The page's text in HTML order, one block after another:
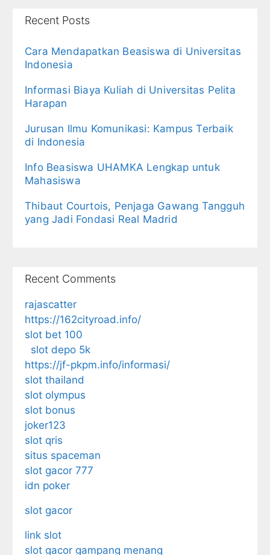
Recent Posts
Cara Mendapatkan Beasiswa di Universitas
Indonesia
Informasi Biaya Kuliah di Universitas Pelita
Harapan
Jurusan Ilmu Komunikasi: Kampus Terbaik
di Indonesia
Info Beasiswa UHAMKA Lengkap untuk
Mahasiswa
Thibaut Courtois, Penjaga Gawang Tangguh
yang Jadi Fondasi Real Madrid
Recent Comments
rajascatter
https://162cityroad.info/
slot bet 100
slot depo 5k
https://jf-pkpm.info/informasi/
slot thailand
slot olympus
slot bonus
joker123
slot qris
situs spaceman
slot gacor 777
idn poker
slot gacor
link slot
slot gacor gampang menang